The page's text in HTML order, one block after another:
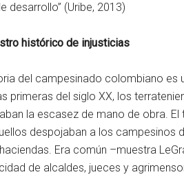
desarrollo” (Uribe, 2013)
histórico de injusticias
del campesinado colombiano es
primeras del siglo XX, los
la escasez de mano de obra.
despojaban a los campesinos
Era común –muestra
de alcaldes, jueces y